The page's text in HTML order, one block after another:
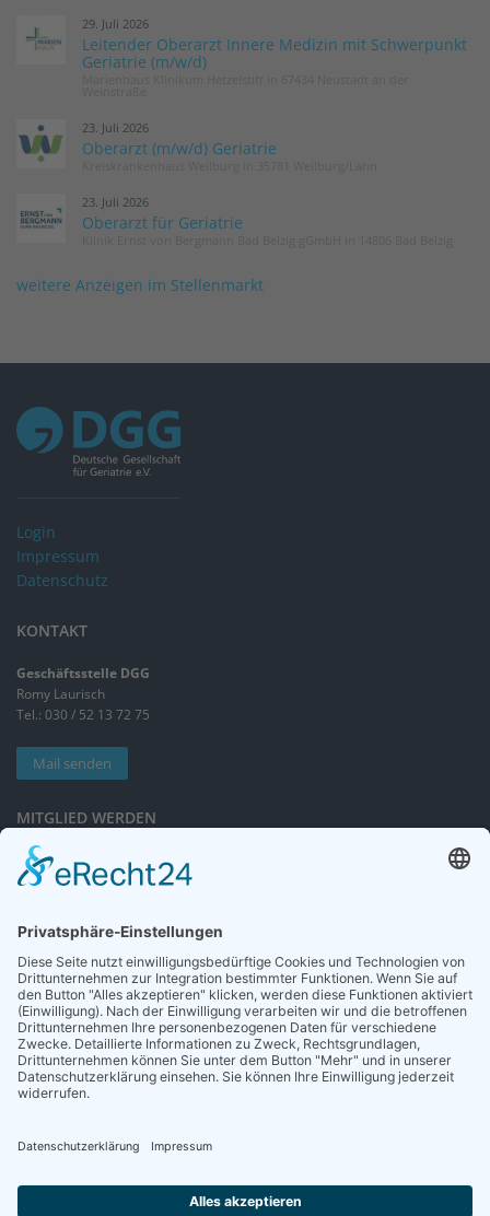
29. Juli 2026
Leitender Oberarzt Innere Medizin mit Schwerpunkt
Geriatrie (m/w/d)
23. Juli 2026
Oberarzt (m/w/d) Geriatrie
23. Juli 2026
Oberarzt für Geriatrie
weitere Anzeigen im Stellenmarkt
Login
Impressum
Datenschutz
KONTAKT
Geschäftsstelle DGG
Romy Laurisch
Tel.: 030 / 52 13 72 75
Mail senden
MITGLIED WERDEN
Sieben gute Gründe
für Ihre Mitgliedschaft
NEWSLETTER
Neuigkeiten rund um die Geriatrie und die DGG – regelmäßig in Ihrem
Postfach.